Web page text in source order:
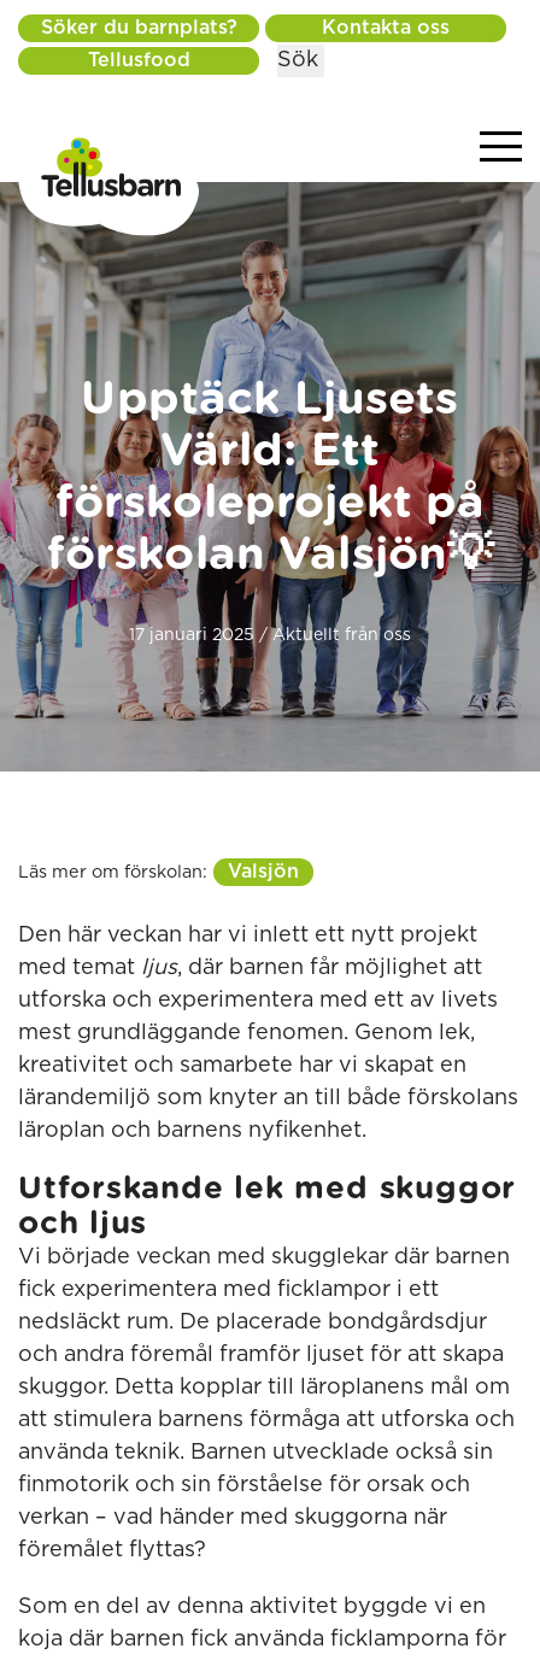
Söker du barnplats?
Kontakta oss
Tellusfood
Sök
Upptäck Ljusets
Värld: Ett
förskoleprojekt på
förskolan Valsjön💡
17 januari 2025 / Aktuellt från oss
Läs mer om förskolan: Valsjön
Den här veckan har vi inlett ett nytt projekt
med temat ljus, där barnen får möjlighet att
utforska och experimentera med ett av livets
mest grundläggande fenomen. Genom lek,
kreativitet och samarbete har vi skapat en
lärandemiljö som knyter an till både förskolans
läroplan och barnens nyfikenhet.
Utforskande lek med skuggor
och ljus
Vi började veckan med skugglekar där barnen
fick experimentera med ficklampor i ett
nedsläckt rum. De placerade bondgårdsdjur
och andra föremål framför ljuset för att skapa
skuggor. Detta kopplar till läroplanens mål om
att stimulera barnens förmåga att utforska och
använda teknik. Barnen utvecklade också sin
finmotorik och sin förståelse för orsak och
verkan – vad händer med skuggorna när
föremålet flyttas?
Som en del av denna aktivitet byggde vi en
koja där barnen fick använda ficklamporna för